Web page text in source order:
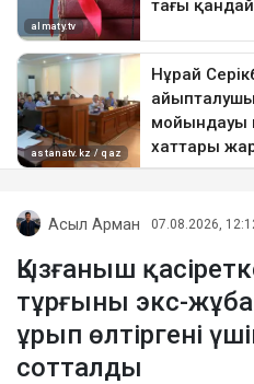
Асыл Арман 07.08.2026,
Қызғаныш
тұрғыны экс-
ұрып өлтіргені
сотталды